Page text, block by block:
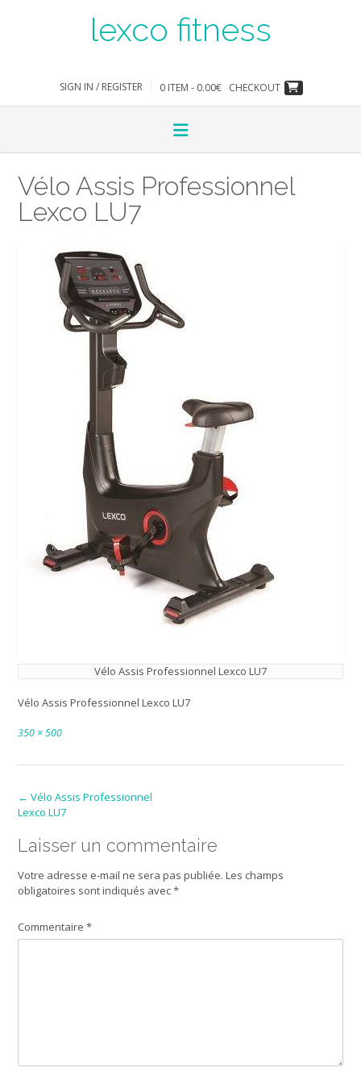
lexco fitness
SIGN IN / REGISTER 0 ITEM - 0.00€ CHECKOUT
Vélo Assis Professionnel
Lexco LU7
Vélo Assis Professionnel Lexco LU7
Vélo Assis Professionnel Lexco LU7
Full
350 × 500
Post
← Vélo Assis Professionnel
Lexco LU7
Laisser un commentaire
Votre adresse e-mail ne sera pas publiée. Les champs
obligatoires sont indiqués avec*
Commentaire *